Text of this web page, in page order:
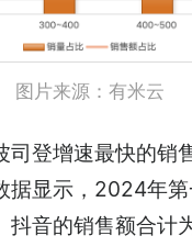
图片来源：有米云
司登增速最快的销
据显示，2024年
抖音的销售额合计